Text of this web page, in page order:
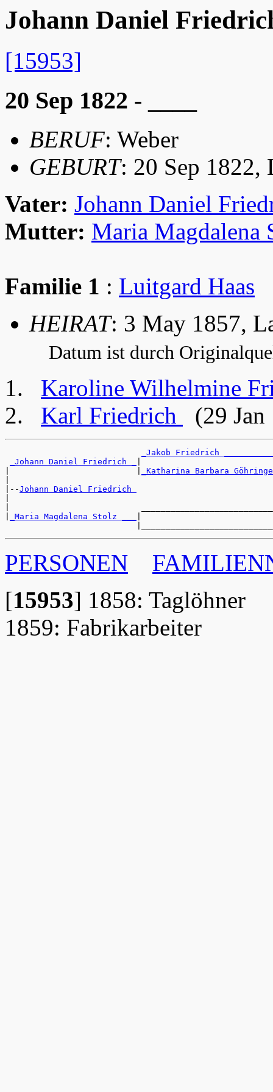
Johann Daniel
[15953]
20 Sep 1822 - ____
BERUF: Weber
GEBURT: 20 Sep 1822,
Vater: Johann Daniel
Mutter: Maria Magdalena
Familie 1 : Luitgard Haas
HEIRAT: 3 May 1857,
Datum ist durch
Karoline Wilhelmine
Karl Friedrich
(29
_Jakob Friedrich
_Johann Daniel Friedrich _
_Katharina Barbara
|--Johann Daniel Friedrich
_Maria Magdalena Stolz ___
PERSONEN
[15953] 1858: Taglöhner
1859: Fabrikarbeiter